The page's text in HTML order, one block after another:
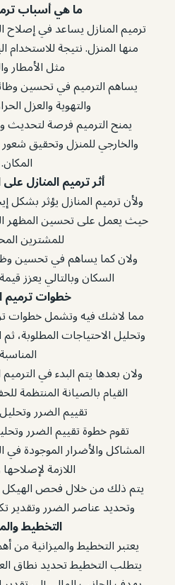
ما هي أسباب
ترميم المنازل يساعد في إصلاح
منها المنزل. نتيجة للاستخدام
مثل الأمطار
يساهم الترميم في تحسين
والتهوية والعزل
يمنح الترميم فرصة لتحديث
والخارجي للمنزل وتحقيق
المكان.
أثر ترميم المنازل على
ولأن ترميم المنازل يؤثر بشكل
حيث يعمل على تحسين المظهر
للمشترين
ولان كما يساهم في تحسين
السكان وبالتالي يعزز
خطوات ترميم
مما لاشك فيه وتشمل خطوات
وتحليل الاحتياجات المطلوبة،
ولان بعدها يتم البدء في
القيام بالصيانة المنتظمة
تقييم الضرر
تقوم خطوة تقييم الضرر
المشاكل والأضرار الموجودة في
اللازمة
يتم ذلك من خلال فحص الهيكل
وتحديد عناصر الضرر وتقدير
التخطيط
يعتبر التخطيط والميزانية من
يتطلب التخطيط تحديد نطاق